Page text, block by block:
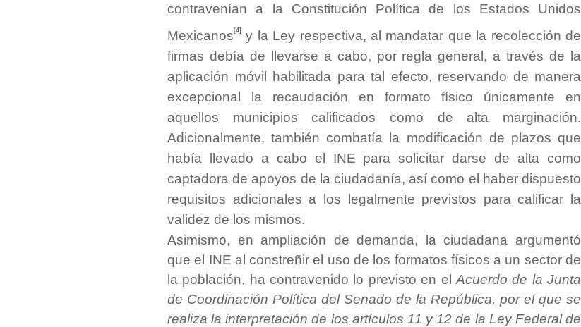
contravenían a la Constitución Política de los Estados Unidos
Mexicanos [4]
y la Ley respectiva, al mandatar que la recolección de
firmas debía de llevarse a cabo, por regla general, a través de la
aplicación móvil habilitada para tal efecto, reservando de manera
excepcional la recaudación en formato físico únicamente en
aquellos municipios calificados como de alta marginación.
Adicionalmente, también combatía la modificación de plazos que
había llevado a cabo el INE para solicitar darse de alta como
captadora de apoyos de la ciudadanía, así como el haber dispuesto
requisitos adicionales a los legalmente previstos para calificar la
validez de los mismos.
Asimismo, en ampliación de demanda, la ciudadana argumentó
queel INE al constreñir el uso de los formatos físicos a un sector de
la población, ha contravenido lo previsto en el Acuerdo de la Junta
de Coordinación Política del Senado de la República, por el que se
realiza la interpretación de los artículos 11 y 12 de la Ley Federal de